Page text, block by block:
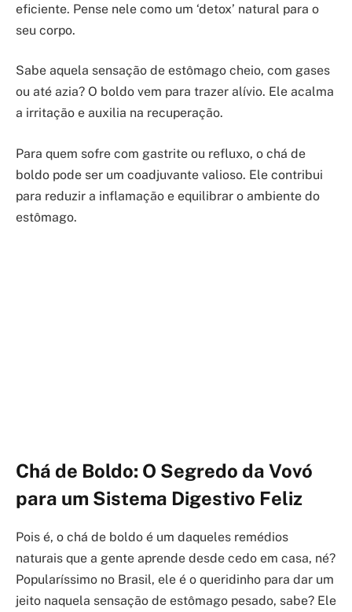
eficiente. Pense nele como um ‘detox’ natural para o
seu corpo.
Sabe aquela sensação de estômago cheio, com gases
ou até azia? O boldo vem para trazer alívio. Ele acalma
a irritação e auxilia na recuperação.
Para quem sofre com gastrite ou refluxo, o chá de
boldo pode ser um coadjuvante valioso. Ele contribui
para reduzir a inflamação e equilibrar o ambiente do
estômago.
Chá de Boldo: O Segredo da Vovó
para um Sistema Digestivo Feliz
Pois é, o chá de boldo é um daqueles remédios
naturais que a gente aprende desde cedo em casa, né?
Popularíssimo no Brasil, ele é o queridinho para dar um
jeito naquela sensação de estômago pesado, sabe? Ele